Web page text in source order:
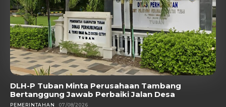
DLH-P Tuban Minta Perusahaan Tambang
Bertanggung Jawab Perbaiki Jalan Desa
PEMERINTAHAN 07/08/2026